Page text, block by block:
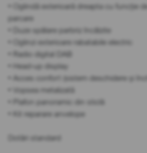
• Oglindă exterioară dreapta cu funcție
parcare
• Duze spălare parbriz încălzite
• Oglinzi exterioare rabatabile electric
• Radio digital DAB
• Head-up display
• Acces confort (sistem deschidere și
• Vopsea metalizată
• Plafon panoramic din sticlă
• Kit reparare anvelope
Dotări standard